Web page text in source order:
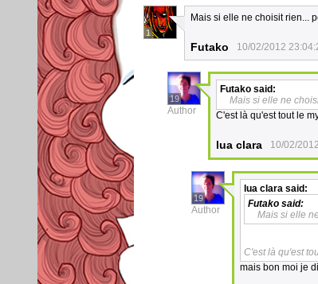
1
Mais si elle ne choisit rien...
Futako 10/02/2012
19
Author
Futako said:
Mais si elle ne
C'est là qu'est tout le
lua clara 10/02/
19
Author
lua clara said:
Futako said:
Mais si elle
C'est là qu'est
mais bon moi je